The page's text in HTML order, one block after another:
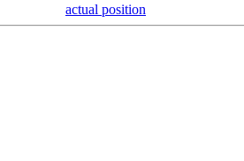
actual position